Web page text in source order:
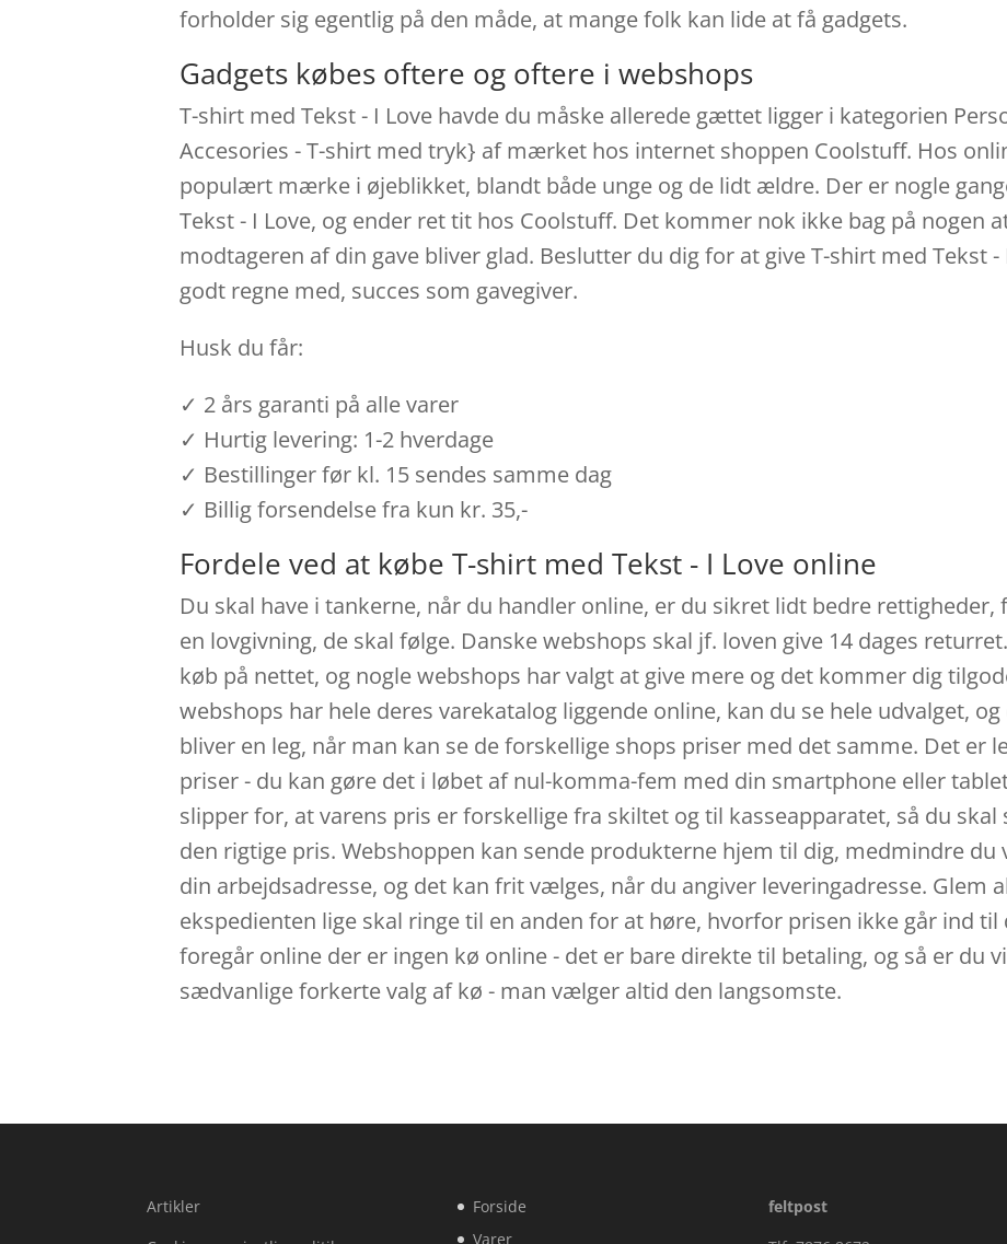
forholder sig egentlig på den måde, at mange folk kan lide at få gadgets.
Gadgets købes oftere og oftere i webshops
T-shirt med Tekst - I Love havde du måske allerede gættet ligger i kategorien
Accesories - T-shirt med tryk} af mærket hos internet shoppen Coolstuff. Hos
populært mærke i øjeblikket, blandt både unge og de lidt ældre. Der er nogle
Tekst - I Love, og ender ret tit hos Coolstuff. Det kommer nok ikke bag på nogen
modtageren af din gave bliver glad. Beslutter du dig for at give T-shirt med Tekst -
godt regne med, succes som gavegiver.
Husk du får:
✓ 2 års garanti på alle varer
✓ Hurtig levering: 1-2 hverdage
✓ Bestillinger før kl. 15 sendes samme dag
✓ Billig forsendelse fra kun kr. 35,-
Fordele ved at købe T-shirt med Tekst - I Love online
Du skal have i tankerne, når du handler online, er du sikret lidt bedre
en lovgivning, de skal følge. Danske webshops skal jf. loven give 14 dages
køb på nettet, og nogle webshops har valgt at give mere og det kommer dig
webshops har hele deres varekatalog liggende online, kan du se hele udvalget,
bliver en leg, når man kan se de forskellige shops priser med det samme. Det er
priser - du kan gøre det i løbet af nul-komma-fem med din smartphone eller
slipper for, at varens pris er forskellige fra skiltet og til kasseapparatet, så du
den rigtige pris. Webshoppen kan sende produkterne hjem til dig, medmindre
din arbejdsadresse, og det kan frit vælges, når du angiver leveringadresse. Glem
ekspedienten lige skal ringe til en anden for at høre, hvorfor prisen ikke går ind
foregår online der er ingen kø online - det er bare direkte til betaling, og så er du
sædvanlige forkerte valg af kø - man vælger altid den langsomste.
Artikler
Forside
Varer
feltpost